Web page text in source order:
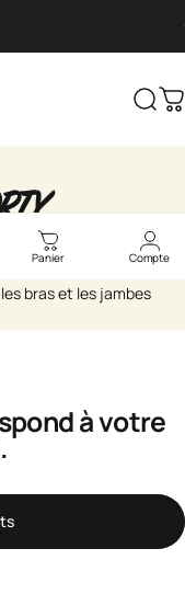
Club House
Panier Compte
du printemps et
bras et les jambes
à votre